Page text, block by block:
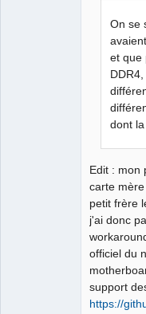
On se
et que
dont
Edit : mon
carte
petit frère
j'ai donc
officiel du
support
https://